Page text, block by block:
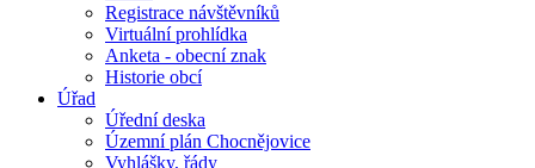
Registrace návštěvníků
Virtuální prohlídka
Anketa - obecní znak
Historie obcí
Úřad
Úřední deska
Územní plán Chocnějovice
Vyhlášky, řády